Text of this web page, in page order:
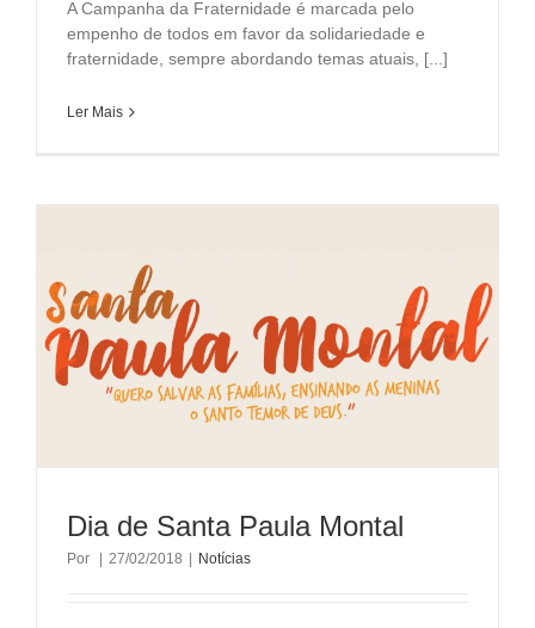
A Campanha da Fraternidade é marcada pelo
empenho de todos em favor da solidariedade e
fraternidade, sempre abordando temas atuais, [...]
Ler Mais
Dia de Santa Paula Montal
Por 27/02/2018 Notícias